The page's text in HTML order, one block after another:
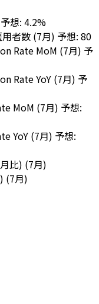
想: 4.2%
者数 (7月) 予想: 80
Rate MoM (7月) 予
Rate YoY (7月) 予
MoM (7月) 予想:
YoY (7月) 予想:
比) (7月)
(7月)